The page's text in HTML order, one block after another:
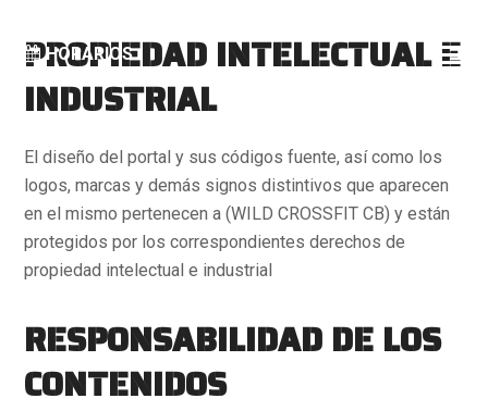
HORARIOS
PROPIEDAD INTELECTUAL E
INDUSTRIAL
El diseño del portal y sus códigos fuente, así como los
logos, marcas y demás signos distintivos que aparecen
en el mismo pertenecen a (WILD CROSSFIT CB) y están
protegidos por los correspondientes derechos de
propiedad intelectual e industrial
RESPONSABILIDAD DE LOS
CONTENIDOS